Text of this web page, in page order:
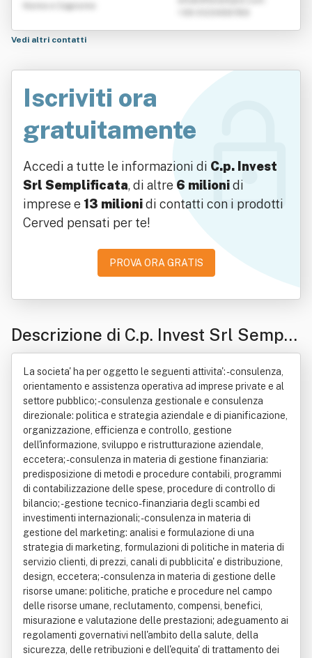
Nome e Cognome
Vedi altri contatti
Iscriviti ora
gratuitamente
Accedi a tutte le informazioni di C.p. Invest
Srl Semplificata, di altre 6 milionidi
imprese e 13 milionidi contatti con i prodotti
Cerved pensati per te!
PROVA ORA GRATIS
Descrizione di C.p. Invest Srl Sempli
ficata
La societa' ha per oggetto le seguenti attivita': - consulenza,
orientamento e assistenza operativa ad imprese private e al
settore pubblico; - consulenza gestionale e consulenza
direzionale: politica e strategia aziendale e di pianificazione,
organizzazione, efficienza e controllo, gestione
dell'informazione, sviluppo e ristrutturazione aziendale,
eccetera; - consulenza in materia di gestione finanziaria:
predisposizione di metodi e procedure contabili, programmi
di contabilizzazione delle spese, procedure di controllo di
bilancio; - gestione tecnico-finanziaria degli scambi ed
investimenti internazionali; - consulenza in materia di
gestione del marketing: analisi e formulazione di una
strategia di marketing, formulazioni di politiche in materia di
servizio clienti, di prezzi, canali di pubblicita' e distribuzione,
design, eccetera; - consulenza in materia di gestione delle
risorse umane: politiche, pratiche e procedure nel campo
delle risorse umane, reclutamento, compensi, benefici,
misurazione e valutazione delle prestazioni; adeguamento ai
regolamenti governativi nell'ambito della salute, della
sicurezza, delle retribuzioni e dell'equita' di trattamento dei